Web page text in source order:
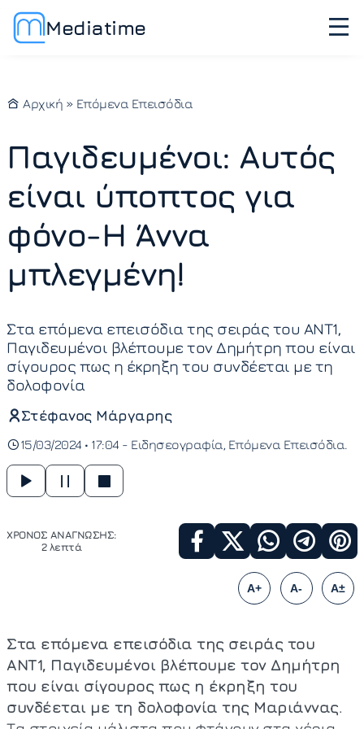
Mediatime
Αρχική » Επόμενα Επεισόδια
Παγιδευμένοι: Αυτός
είναι ύποπτος για
φόνο-Η Άννα
μπλεγμένη!
Στα επόμενα επεισόδια της σειράς του ΑΝΤ1,
Παγιδευμένοι βλέπουμε τον Δημήτρη που είναι
σίγουρος πως η έκρηξη του συνδέεται με τη
δολοφονία
Στέφανος Μάργαρης
15/03/2024 • 17:04 - Ειδησεογραφία Επόμενα Επεισόδια
ΧΡΟΝΟΣ ΑΝΑΓΝΩΣΗΣ:
2 λεπτά
A+ A- A±
Στα επόμενα επεισόδια της σειράς του
ΑΝΤ1, Παγιδευμένοι βλέπουμε τον Δημήτρη
που είναι σίγουρος πως η έκρηξη του
συνδέεται με τη δολοφονία της Μαριάννας.